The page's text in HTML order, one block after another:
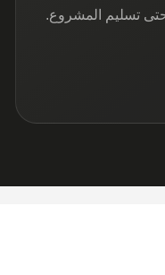
تسليم المشروع.